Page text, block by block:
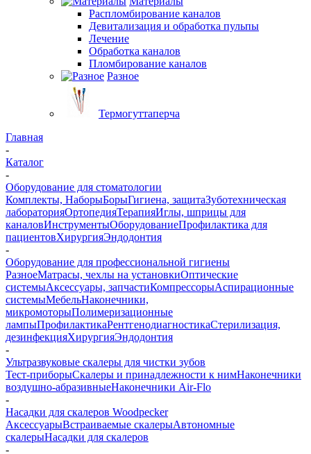
Распломбирование каналов
Девитализация и обработка пульпы
Лечение
Обработка каналов
Пломбирование каналов
Разное
Термогуттаперча
Главная
-
Каталог
-
Оборудование для стоматологии
Комплекты, НаборыБорыГигиена, защитаЗуботехническая
лабораторияОртопедияТерапияИглы, шприцы для
каналовИнструментыОборудованиеПрофилактика для
пациентовХирургияЭндодонтия
-
Оборудование для профессиональной гигиены
РазноеМатрасы, чехлы на установкиОптические
системыАксессуары, запчастиКомпрессорыАспирационные
системыМебельНаконечники,
микромоторыПолимеризационные
лампыПрофилактикаРентгенодиагностикаСтерилизация,
дезинфекцияХирургияЭндодонтия
-
Ультразвуковые скалеры для чистки зубов
Тест-приборыСкалеры и принадлежности к нимНаконечники
воздушно-абразивныеНаконечники Air-Flo
-
Насадки для скалеров Woodpecker
АксессуарыВстраиваемые скалерыАвтономные
скалерыНасадки для скалеров
-